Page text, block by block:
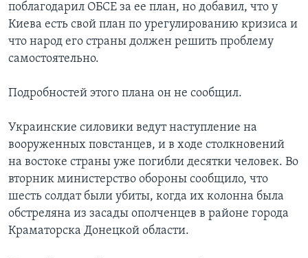
поблагодарил ОБСЕ за ее план, но добавил, что у
Киева есть свой план по урегулированию кризиса и
что народ его страны должен решить проблему
самостоятельно.
Подробностей этого плана он не сообщил.
Украинские силовики ведут наступление на
вооруженных повстанцев, и в ходе столкновений
на востоке страны уже погибли десятки человек. Во
вторник министерство обороны сообщило, что
шесть солдат были убиты, когда их колонна была
обстреляна из засады ополченцев в районе города
Краматорска Донецкой области.